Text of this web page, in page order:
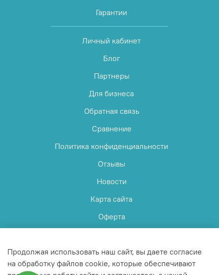
Гарантии
Личный кабинет
Блог
Партнеры
Для бизнеса
Обратная связь
Сравнение
Политика конфиденциальности
Отзывы
Новости
Карта сайта
Оферта
Продолжая использовать наш сайт, вы даете согласие
на обработку файлов cookie, которые обеспечивают